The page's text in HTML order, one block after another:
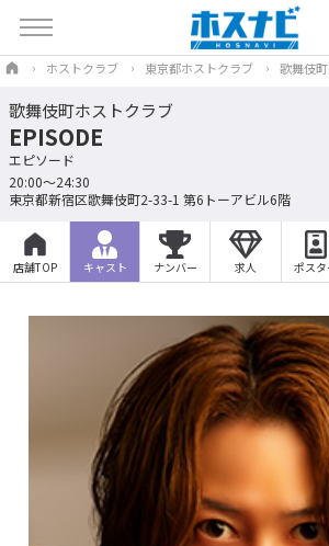
ホストクラブ 東京都ホストクラブ 歌舞伎
歌舞伎町ホストクラブ
EPISODE
エピソード
20:00～24:30
東京都新宿区歌舞伎町2-33-1 第6トーアビル6階
店舗TOP キャスト ナンバー 求人 ポスタ